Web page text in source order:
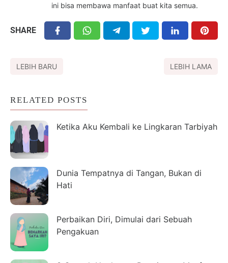
ini bisa membawa manfaat buat kita semua.
SHARE
LEBIH BARU LEBIH LAMA
RELATED POSTS
Ketika Aku Kembali ke Lingkaran Tarbiyah
Dunia Tempatnya di Tangan, Bukan di
Hati
Perbaikan Diri, Dimulai dari Sebuah
Pengakuan